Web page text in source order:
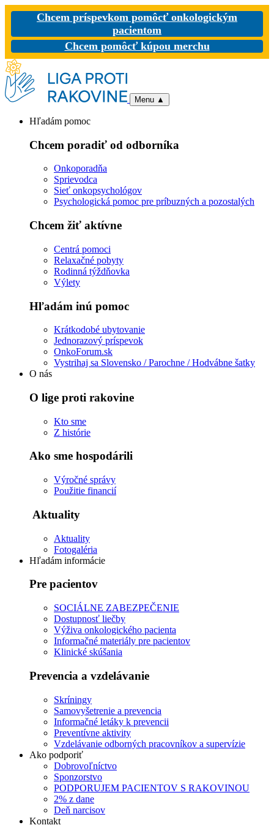
Chcem príspevkom pomôcť onkologickým
pacientom
Chcem pomôcť kúpou merchu
Menu ▲
Hľadám pomoc
Chcem poradiť od odborníka
Onkoporadňa
Sprievodca
Sieť onkopsychológov
Psychologická pomoc pre príbuzných a pozostalých
Chcem žiť aktívne
Centrá pomoci
Relaxačné pobyty
Rodinná týždňovka
Výlety
Hľadám inú pomoc
Krátkodobé ubytovanie
Jednorazový príspevok
OnkoForum.sk
Vystrihaj sa Slovensko / Parochne / Hodvábne šatky
O nás
O lige proti rakovine
Kto sme
Z histórie
Ako sme hospodárili
Výročné správy
Použitie financií
Aktuality
Aktuality
Fotogaléria
Hľadám informácie
Pre pacientov
SOCIÁLNE ZABEZPEČENIE
Dostupnosť liečby
Výživa onkologického pacienta
Informačné materiály pre pacientov
Klinické skúšania
Prevencia a vzdelávanie
Skríningy
Samovyšetrenie a prevencia
Informačné letáky k prevencii
Preventívne aktivity
Vzdelávanie odborných pracovníkov a supervízie
Ako podporiť
Dobrovoľníctvo
Sponzorstvo
PODPORUJEM PACIENTOV S RAKOVINOU
2% z dane
Deň narcisov
Kontakt